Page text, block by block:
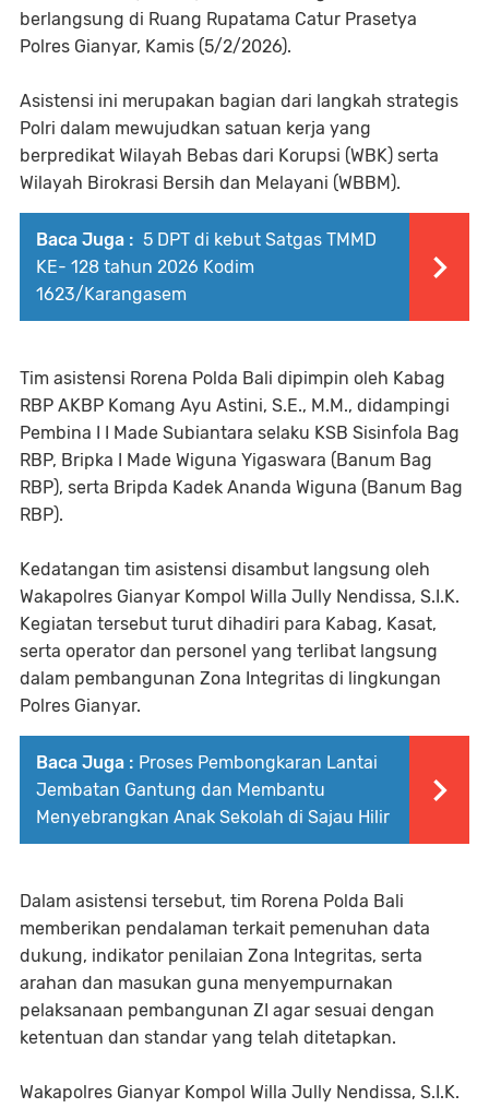
berlangsung di Ruang Rupatama Catur Prasetya
Polres Gianyar, Kamis (5/2/2026).
Asistensi ini merupakan bagian dari langkah strategis
Polri dalam mewujudkan satuan kerja yang
berpredikat Wilayah Bebas dari Korupsi (WBK) serta
Wilayah Birokrasi Bersih dan Melayani (WBBM).
Baca Juga : 5 DPT di kebut Satgas TMMD
KE- 128 tahun 2026 Kodim
1623/Karangasem
Tim asistensi Rorena Polda Bali dipimpin oleh Kabag
RBP AKBP Komang Ayu Astini, S.E., M.M., didampingi
Pembina I I Made Subiantara selaku KSB Sisinfola Bag
RBP, Bripka I Made Wiguna Yigaswara (Banum Bag
RBP), serta Bripda Kadek Ananda Wiguna (Banum Bag
RBP).
Kedatangan tim asistensi disambut langsung oleh
Wakapolres Gianyar Kompol Willa Jully Nendissa, S.I.K.
Kegiatan tersebut turut dihadiri para Kabag, Kasat,
serta operator dan personel yang terlibat langsung
dalam pembangunan Zona Integritas di lingkungan
Polres Gianyar.
Baca Juga : Proses Pembongkaran Lantai
Jembatan Gantung dan Membantu
Menyebrangkan Anak Sekolah di Sajau Hilir
Dalam asistensi tersebut, tim Rorena Polda Bali
memberikan pendalaman terkait pemenuhan data
dukung, indikator penilaian Zona Integritas, serta
arahan dan masukan guna menyempurnakan
pelaksanaan pembangunan ZI agar sesuai dengan
ketentuan dan standar yang telah ditetapkan.
Wakapolres Gianyar Kompol Willa Jully Nendissa, S.I.K.